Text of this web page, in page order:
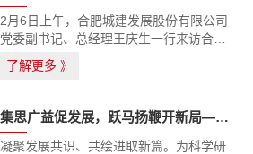
2月6日上午，合肥城建发展股份有限公司
党委副书记、总经理王庆生一行来访合肥
城投开展座谈交流。合肥城投党支部书
记、董事长毛雷等相关人员参加座谈。 在
期管控、成本...
了解更多》
集思广益促发展，跃马扬鞭开新局——合肥城投召开2026年度工作务虚会
凝聚发展共识、共绘进取新篇。为科学研